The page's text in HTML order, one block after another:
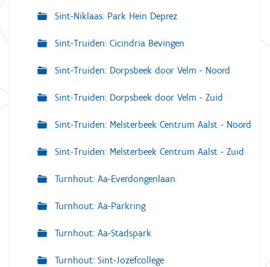
Sint-Niklaas: Park Hein Deprez
Sint-Truiden: Cicindria Bevingen
Sint-Truiden: Dorpsbeek door Velm - Noord
Sint-Truiden: Dorpsbeek door Velm - Zuid
Sint-Truiden: Melsterbeek Centrum Aalst - Noord
Sint-Truiden: Melsterbeek Centrum Aalst - Zuid
Turnhout: Aa-Everdongenlaan
Turnhout: Aa-Parkring
Turnhout: Aa-Stadspark
Turnhout: Sint-Jozefcollege